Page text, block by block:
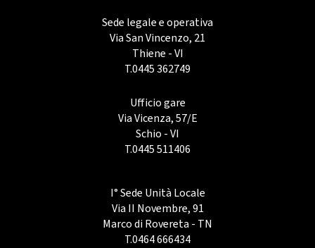
Sede legale e operativa
Via San Vincenzo, 21
Thiene - VI
T.0445 362749
Ufficio gare
Via Vicenza, 57/E
Schio - VI
T.0445 511406
I° Sede Unità Locale
Via II Novembre, 91
Marco di Rovereta - TN
T.0464 666434